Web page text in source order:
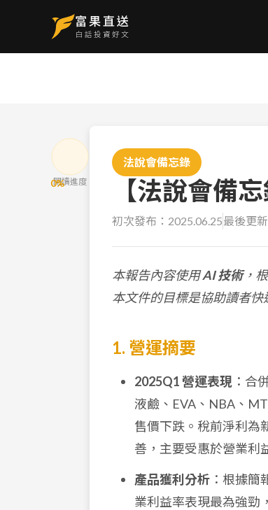
0%
閱讀進度
法說會備忘錄
【法說會備
初次發布： 2025.06.25最後更新
本報告內容使用AI 技術，
本文件的目標是協助讀者
1. 營運摘要
2025Q1 營運表現 ：合
液鹼、EVA、NBA、
售價下跌。稅前淨利為
善，主要受惠於營業利
產品獲利分析 ：根據簡
業利益率表現最為強勁